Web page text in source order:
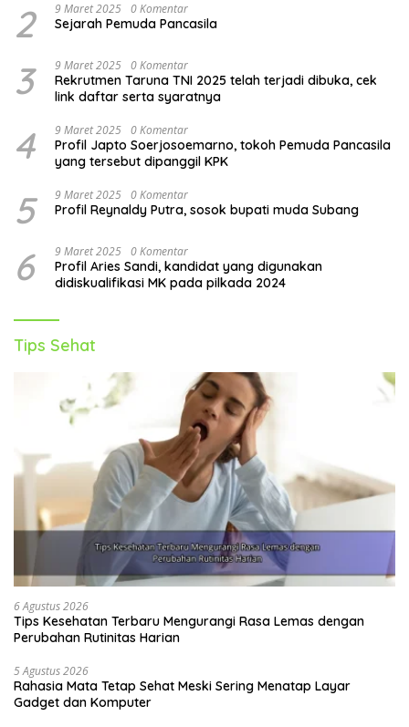
2 9 Maret 2025 0 Komentar
Sejarah Pemuda Pancasila
3 9 Maret 2025 0 Komentar
Rekrutmen Taruna TNI 2025 telah terjadi dibuka, cek
link daftar serta syaratnya
4 9 Maret 2025 0 Komentar
Profil Japto Soerjosoemarno, tokoh Pemuda Pancasila
yang tersebut dipanggil KPK
5 9 Maret 2025 0 Komentar
Profil Reynaldy Putra, sosok bupati muda Subang
6 9 Maret 2025 0 Komentar
Profil Aries Sandi, kandidat yang digunakan
didiskualifikasi MK pada pilkada 2024
Tips Sehat
6 Agustus 2026
Tips Kesehatan Terbaru Mengurangi Rasa Lemas dengan
Perubahan Rutinitas Harian
5 Agustus 2026
Rahasia Mata Tetap Sehat Meski Sering Menatap Layar
Gadget dan Komputer